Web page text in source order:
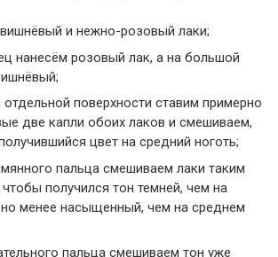
и нежно-розовый лаки;
нанесём розовый лак, а на большой
отдельной поверхности ставим примерно
две капли обоих лаков и смешиваем,
цвет на средний ноготь;
пальца смешиваем лаки таким
получился тон темней, чем на
менее насыщенный, чем на среднем
пальца смешиваем тон уже